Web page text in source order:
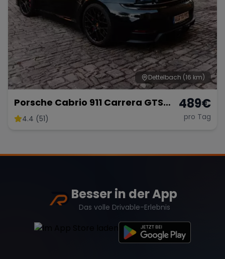
Chevrolet Dodge
Bentley Rolls Royce Aston Martin
Bugatti Lotus Maserati
Range Rover Corvette
Dettelbach (16 km)
Porsche Cabrio 911 Carrera GTS
mieten
4.4 (51)
489€
pro Tag
Besser in der App
Das volle Drivable-Erlebnis